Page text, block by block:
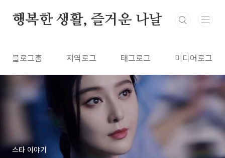
행복한 생활, 즐거운 나날
블로그홈 지역로그 태그로그 미디어로그
스타 이야기